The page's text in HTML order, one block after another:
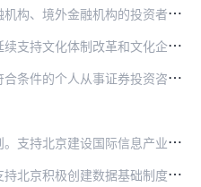
完整且符合法定形式的金融业务相关申请，金融管理部门按照内外一致原则，在收到申请后…
文物回流相关税收政策。支持视听节目服务机构引进优秀境外影视作品，优化和规范对重点…
境外职业资格证书认可清单，健全配套支持政策。依法依规探索推进京港澳专业服务机构共…
合作，推动相关国际规则制定，争取在数据跨境传输、数字产品安全检测与认证、数据服务…
度、数据要素流通和交易制度、数据要素收益分配制度、数据要素治理制度。壮大北京国际…